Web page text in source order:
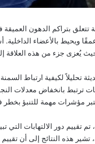
تتعلق بتراكم الدهون
ويحيط بالأعضاء
يُعزى جزء من هذه العلاقة
تحليلاً لكيفية ارتباط
ترتبط بانخفاض
مؤشرات مهمة للتنبؤ
تقييم دور الالتهابات التي
تشير هذه النتائج إلى أن